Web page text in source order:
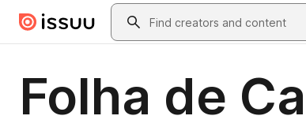
Skip to main contentSearch
Folha de